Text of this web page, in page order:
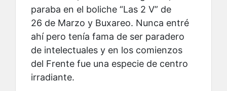
paraba en el boliche “Las 2 V” de
26 de Marzo y Buxareo. Nunca entré
ahí pero tenía fama de ser paradero
de intelectuales y en los comienzos
del Frente fue una especie de centro
irradiante.